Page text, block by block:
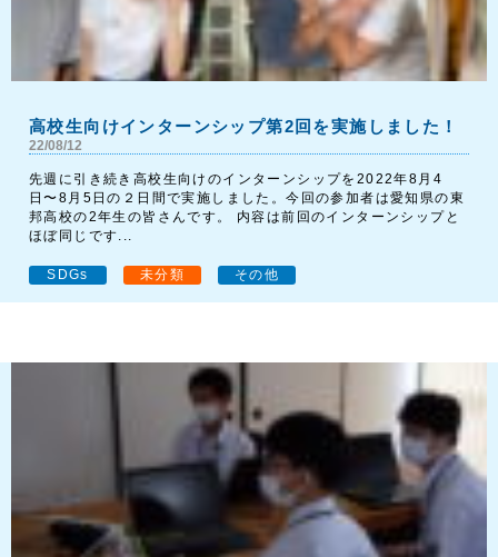
高校生向けインターンシップ第2回を実施しました！
22/08/12
先週に引き続き高校生向けのインターンシップを2022年8月4
日〜8月5日の２日間で実施しました。今回の参加者は愛知県の東
邦高校の2年生の皆さんです。 内容は前回のインターンシップと
ほぼ同じです...
SDGs 未分類 その他